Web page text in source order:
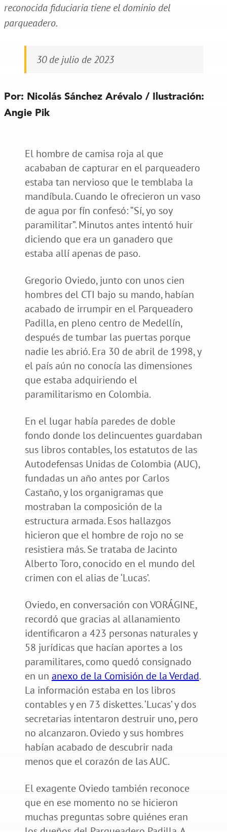
reconocida fiduciaria tiene el dominio del
parqueadero.
30 de julio de 2023
Por: Nicolás Sánchez Arévalo/ Ilustración:
Angie Pik
El hombre de camisa roja al que
acababan de capturar en el parqueadero
estaba tan nervioso que le temblaba la
mandíbula. Cuando le ofrecieron un vaso
de agua por fín confesó: “Sí, yo soy
paramilitar”. Minutos antes intentó huir
diciendo que era un ganadero que
estaba allí apenas de paso.
Gregorio Oviedo, junto con unos cien
hombres del CTI bajo su mando, habían
acabado de irrumpir en el Parqueadero
Padilla, en pleno centro de Medellín,
después de tumbar las puertas porque
nadie les abrió. Era 30 de abril de 1998, y
el país aún no conocía las dimensiones
que estaba adquiriendo el
paramilitarismo en Colombia.
En el lugar había paredes de doble
fondo donde los delincuentes guardaban
sus libros contables, los estatutos de las
Autodefensas Unidas de Colombia (AUC),
fundadas un año antes por Carlos
Castaño, y los organigramas que
mostraban la composición de la
estructura armada. Esos hallazgos
hicieron que el hombre de rojo no se
resistiera más. Se trataba de Jacinto
Alberto Toro, conocido en el mundo del
crimen con el alias de ‘Lucas’.
Oviedo, en conversación con VORÁGINE,
recordó que gracias al allanamiento
identificaron a 423 personas naturales y
58 jurídicas que hacían aportes a los
paramilitares, como quedó consignado
en un anexo de la Comisión de la Verdad.
La información estaba en los libros
contables y en 73 diskettes. ‘Lucas’ y dos
secretarias intentaron destruir uno, pero
no alcanzaron. Oviedo y sus hombres
habían acabado de descubrir nada
menos que el corazón de las AUC.
El exagente Oviedo también reconoce
que en ese momento no se hicieron
muchas preguntas sobre quiénes eran